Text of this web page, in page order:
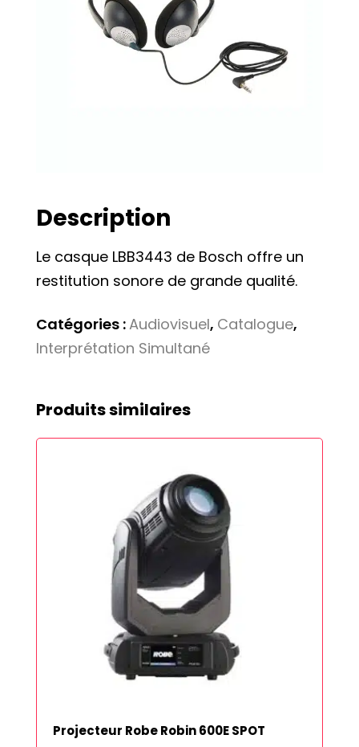
Description
Le casque LBB3443 de Bosch offre un
restitution sonore de grande qualité.
Catégories :Audiovisuel, Catalogue,
Interprétation Simultané
Produits similaires
Projecteur Robe Robin 600E SPOT